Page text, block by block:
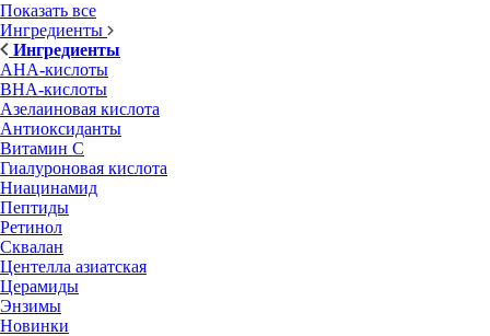
Показать все
Ингредиенты
Ингредиенты
AHA-кислоты
BHA-кислоты
Азелаиновая кислота
Антиоксиданты
Витамин С
Гиалуроновая кислота
Ниацинамид
Пептиды
Ретинол
Сквалан
Центелла азиатская
Церамиды
Энзимы
Новинки